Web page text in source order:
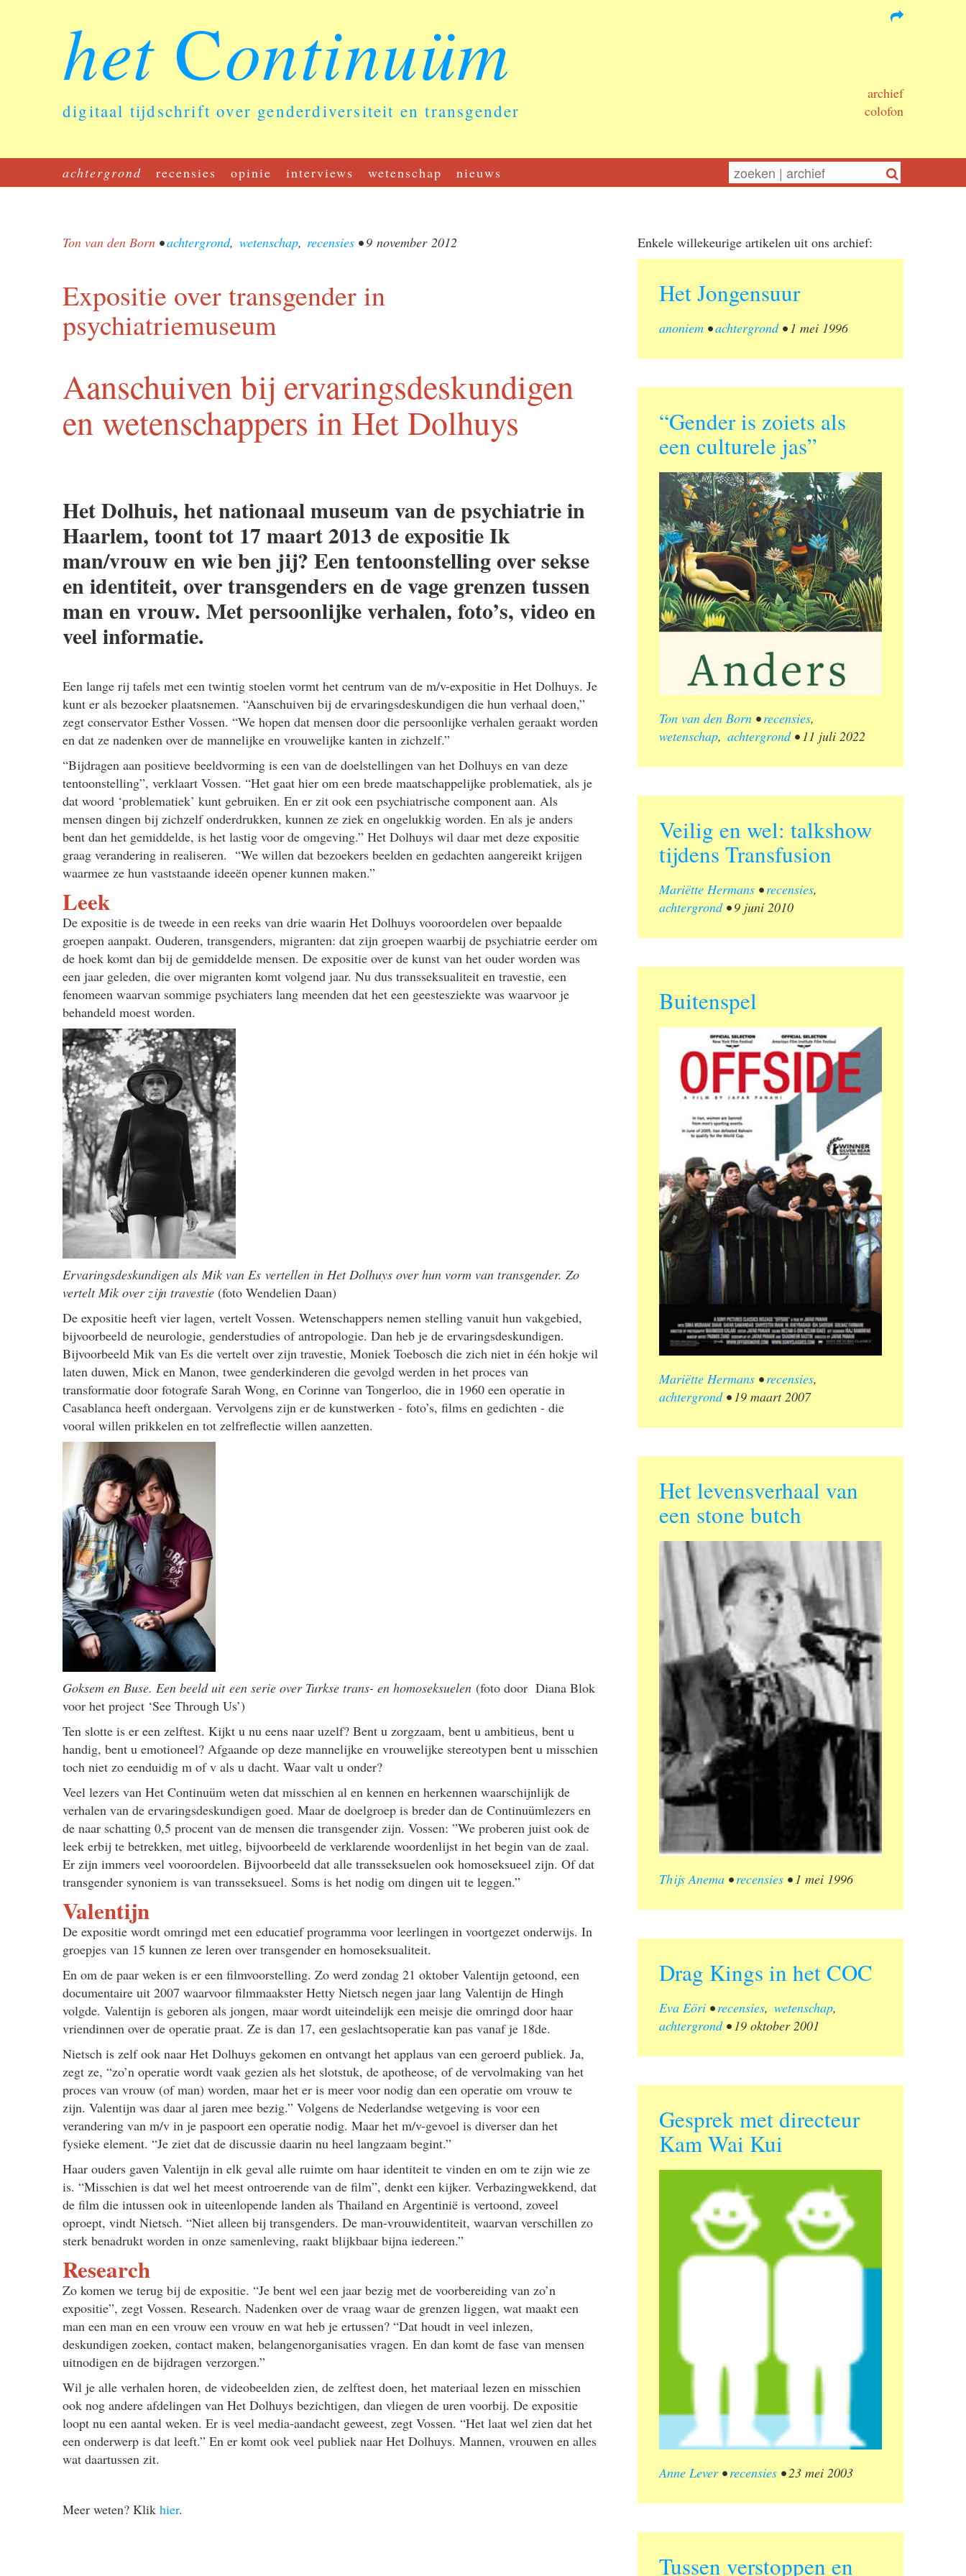
het Continuüm
digitaal tijdschrift over genderdiversiteit en transgender
archief
colofon
achtergrond recensies opinie interviews wetenschap nieuws
Ton van den Born •achtergrond, wetenschap, recensies •9 november 2012
Expositie over transgender in
psychiatriemuseum
Aanschuiven bij ervaringsdeskundigen
en wetenschappers in Het Dolhuys
Het Dolhuis, het nationaal museum van de psychiatrie in
Haarlem, toont tot 17 maart 2013 de expositie Ik
man/vrouw en wie ben jij? Een tentoonstelling over sekse
en identiteit, over transgenders en de vage grenzen tussen
man en vrouw. Met persoonlijke verhalen, foto’s, video en
veel informatie.
Een lange rij tafels met een twintig stoelen vormt het centrum van de m/v-expositie in Het Dolhuys. Je
kunt er als bezoeker plaatsnemen. “Aanschuiven bij de ervaringsdeskundigen die hun verhaal doen,”
zegt conservator Esther Vossen. “We hopen dat mensen door die persoonlijke verhalen geraakt worden
en dat ze nadenken over de mannelijke en vrouwelijke kanten in zichzelf.”
“Bijdragen aan positieve beeldvorming is een van de doelstellingen van het Dolhuys en van deze
tentoonstelling”, verklaart Vossen. “Het gaat hier om een brede maatschappelijke problematiek, als je
dat woord ‘problematiek’ kunt gebruiken. En er zit ook een psychiatrische component aan. Als
mensen dingen bij zichzelf onderdrukken, kunnen ze ziek en ongelukkig worden. En als je anders
bent dan het gemiddelde, is het lastig voor de omgeving.” Het Dolhuys wil daar met deze expositie
graag verandering in realiseren. “We willen dat bezoekers beelden en gedachten aangereikt krijgen
waarmee ze hun vaststaande ideeën opener kunnen maken.”
Leek
De expositie is de tweede in een reeks van drie waarin Het Dolhuys vooroordelen over bepaalde
groepen aanpakt. Ouderen, transgenders, migranten: dat zijn groepen waarbij de psychiatrie eerder om
de hoek komt dan bij de gemiddelde mensen. De expositie over de kunst van het ouder worden was
een jaar geleden, die over migranten komt volgend jaar. Nu dus transseksualiteit en travestie, een
fenomeen waarvan sommige psychiaters lang meenden dat het een geestesziekte was waarvoor je
behandeld moest worden.
Ervaringsdeskundigen als Mik van Es vertellen in Het Dolhuys over hun vorm van transgender. Zo
vertelt Mik over zijn travestie (foto Wendelien Daan)
De expositie heeft vier lagen, vertelt Vossen. Wetenschappers nemen stelling vanuit hun vakgebied,
bijvoorbeeld de neurologie, genderstudies of antropologie. Dan heb je de ervaringsdeskundigen.
Bijvoorbeeld Mik van Es die vertelt over zijn travestie, Moniek Toebosch die zich niet in één hokje wil
laten duwen, Mick en Manon, twee genderkinderen die gevolgd werden in het proces van
transformatie door fotografe Sarah Wong, en Corinne van Tongerloo, die in 1960 een operatie in
Casablanca heeft ondergaan. Vervolgens zijn er de kunstwerken - foto’s, films en gedichten - die
vooral willen prikkelen en tot zelfreflectie willen aanzetten.
Goksem en Buse. Een beeld uit een serie over Turkse trans- en homoseksuelen (foto door Diana Blok
voor het project ‘See Through Us’)
Ten slotte is er een zelftest. Kijkt u nu eens naar uzelf? Bent u zorgzaam, bent u ambitieus, bent u
handig, bent u emotioneel? Afgaande op deze mannelijke en vrouwelijke stereotypen bent u misschien
toch niet zo eenduidig m of v als u dacht. Waar valt u onder?
Veel lezers van Het Continuüm weten dat misschien al en kennen en herkennen waarschijnlijk de
verhalen van de ervaringsdeskundigen goed. Maar de doelgroep is breder dan de Continuümlezers en
de naar schatting 0,5 procent van de mensen die transgender zijn. Vossen: ”We proberen juist ook de
leek erbij te betrekken, met uitleg, bijvoorbeeld de verklarende woordenlijst in het begin van de zaal.
Er zijn immers veel vooroordelen. Bijvoorbeeld dat alle transseksuelen ook homoseksueel zijn. Of dat
transgender synoniem is van transseksueel. Soms is het nodig om dingen uit te leggen.”
Valentijn
De expositie wordt omringd met een educatief programma voor leerlingen in voortgezet onderwijs. In
groepjes van 15 kunnen ze leren over transgender en homoseksualiteit.
En om de paar weken is er een filmvoorstelling. Zo werd zondag 21 oktober Valentijn getoond, een
documentaire uit 2007 waarvoor filmmaakster Hetty Nietsch negen jaar lang Valentijn de Hingh
volgde. Valentijn is geboren als jongen, maar wordt uiteindelijk een meisje die omringd door haar
vriendinnen over de operatie praat. Ze is dan 17, een geslachtsoperatie kan pas vanaf je 18de.
Nietsch is zelf ook naar Het Dolhuys gekomen en ontvangt het applaus van een geroerd publiek. Ja,
zegt ze, “zo’n operatie wordt vaak gezien als het slotstuk, de apotheose, of de vervolmaking van het
proces van vrouw (of man) worden, maar het er is meer voor nodig dan een operatie om vrouw te
zijn. Valentijn was daar al jaren mee bezig.” Volgens de Nederlandse wetgeving is voor een
verandering van m/v in je paspoort een operatie nodig. Maar het m/v-gevoel is diverser dan het
fysieke element. “Je ziet dat de discussie daarin nu heel langzaam begint.”
Haar ouders gaven Valentijn in elk geval alle ruimte om haar identiteit te vinden en om te zijn wie ze
is. “Misschien is dat wel het meest ontroerende van de film”, denkt een kijker. Verbazingwekkend, dat
de film die intussen ook in uiteenlopende landen als Thailand en Argentinië is vertoond, zoveel
oproept, vindt Nietsch. “Niet alleen bij transgenders. De man-vrouwidentiteit, waarvan verschillen zo
sterk benadrukt worden in onze samenleving, raakt blijkbaar bijna iedereen.”
Research
Zo komen we terug bij de expositie. “Je bent wel een jaar bezig met de voorbereiding van zo’n
expositie”, zegt Vossen. Research. Nadenken over de vraag waar de grenzen liggen, wat maakt een
man een man en een vrouw een vrouw en wat heb je ertussen? “Dat houdt in veel inlezen,
deskundigen zoeken, contact maken, belangenorganisaties vragen. En dan komt de fase van mensen
uitnodigen en de bijdragen verzorgen.”
Wil je alle verhalen horen, de videobeelden zien, de zelftest doen, het materiaal lezen en misschien
ook nog andere afdelingen van Het Dolhuys bezichtigen, dan vliegen de uren voorbij. De expositie
loopt nu een aantal weken. Er is veel media-aandacht geweest, zegt Vossen. “Het laat wel zien dat het
een onderwerp is dat leeft.” En er komt ook veel publiek naar Het Dolhuys. Mannen, vrouwen en alles
wat daartussen zit.
Meer weten? Klik hier.
Enkele willekeurige artikelen uit ons archief:
Het Jongensuur
anoniem •achtergrond•1 mei 1996
“Gender is zoiets als
een culturele jas”
Ton van den Born •recensies,
wetenschap, achtergrond•11 juli 2022
Veilig en wel: talkshow
tijdens Transfusion
Mariëtte Hermans •recensies,
achtergrond•9 juni 2010
Buitenspel
Mariëtte Hermans •recensies,
achtergrond•19 maart 2007
Het levensverhaal van
een stone butch
Thijs Anema •recensies • 1 mei 1996
Drag Kings in het COC
Eva Eöri •recensies, wetenschap,
achtergrond• 19 oktober 2001
Gesprek met directeur
Kam Wai Kui
Anne Lever•recensies •23 mei 2003
Tussen verstoppen en